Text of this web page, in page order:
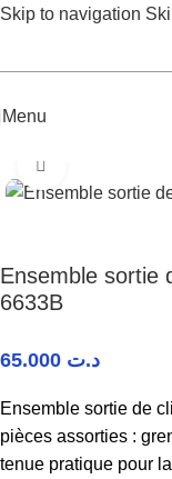
Skip to navigation
Menu
Ensemble sortie
6633B
د.ت
Ensemble sortie de
pièces assorties :
tenue pratique pour